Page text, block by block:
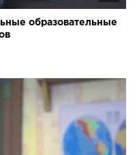
образовательные